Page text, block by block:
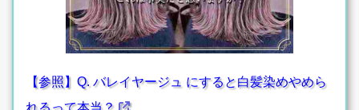
【参照】Q. バレイヤージュ にすると白髪染めやめら
れるって本当？